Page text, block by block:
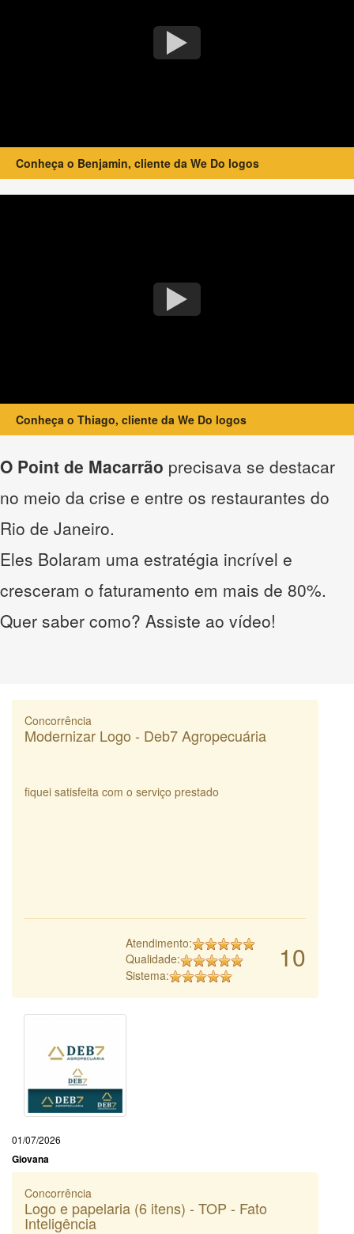
Conheça o Benjamin, cliente da We Do logos
Conheça o Thiago, cliente da We Do logos
O Point de Macarrão precisava se destacar
no meio da crise e entre os restaurantes do
Rio de Janeiro.
Eles Bolaram uma estratégia incrível e
cresceram o faturamento em mais de 80%.
Quer saber como? Assiste ao vídeo!
Concorrência
Modernizar Logo - Deb7 Agropecuária
fiquei satisfeita com o serviço prestado
10
Atendimento:
Qualidade:
Sistema:
01/07/2026
Giovana
Concorrência
Logo e papelaria (6 itens) - TOP - Fato
Inteligência